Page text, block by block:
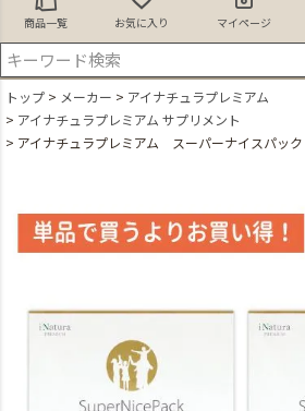
商品一覧 お気に入り マイページ
トップ メーカー
アイナチュラプレミアム
アイナチュラプレミアム サプリメント
アイナチュラプレミアム スーパーナイスパ